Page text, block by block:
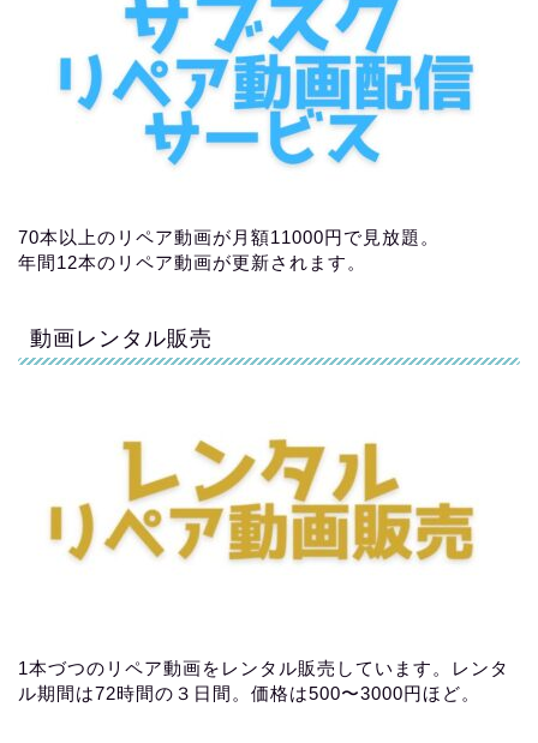
70本以上のリペア動画が月額11000円で見放題。
年間12本のリペア動画が更新されます。
動画レンタル販売
1本づつのリペア動画をレンタル販売しています。レンタ
ル期間は72時間の３日間。価格は500〜3000円ほど。